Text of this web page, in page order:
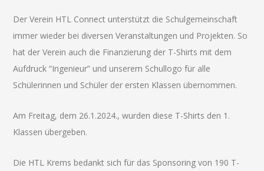
Der Verein HTL Connect unterstützt die Schulgemeinschaft
immer wieder bei diversen Veranstaltungen und Projekten. So
hat der Verein auch die Finanzierung der T-Shirts mit dem
Aufdruck “Ingenieur” und unserem Schullogo für alle
Schülerinnen und Schüler der ersten Klassen übernommen.
Am Freitag, dem 26.1.2024., wurden diese T-Shirts den 1.
Klassen übergeben.
Die HTL Krems bedankt sich für das Sponsoring von 190 T-